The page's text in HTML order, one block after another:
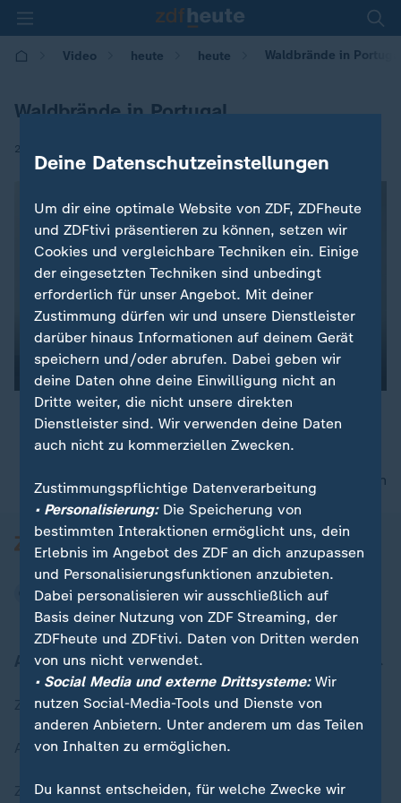
Video heute heute Waldbrände in
Waldbrände in Portugal
21.06.2017 | 08:42
00:04
nach oben
Aktuell bei ZDFheute
Zuletzt veröffentlicht
Aktuelle Sendungs-Videos
ZDFheute Stories
Deine Datenschutzeinstellungen
Um dir eine optimale Website von ZDF, ZDFheute
und ZDFtivi präsentieren zu können, setzen wir
Cookies und vergleichbare Techniken ein. Einige
der eingesetzten Techniken sind unbedingt
erforderlich für unser Angebot. Mit deiner
Zustimmung dürfen wir und unsere Dienstleister
darüber hinaus Informationen auf deinem Gerät
speichern und/oder abrufen. Dabei geben wir
deine Daten ohne deine Einwilligung nicht an
Dritte weiter, die nicht unsere direkten
Dienstleister sind. Wir verwenden deine Daten
auch nicht zu kommerziellen Zwecken.
Zustimmungspflichtige Datenverarbeitung
• Personalisierung:Die Speicherung von
bestimmten Interaktionen ermöglicht uns, dein
Erlebnis im Angebot des ZDF an dich anzupassen
und Personalisierungsfunktionen anzubieten.
Dabei personalisieren wir ausschließlich auf
Basis deiner Nutzung von ZDF Streaming, der
ZDFheute und ZDFtivi. Daten von Dritten werden
von uns nicht verwendet.
• Social Media und externe Drittsysteme:Wir
nutzen Social-Media-Tools und Dienste von
anderen Anbietern. Unter anderem um das Teilen
von Inhalten zu ermöglichen.
Du kannst entscheiden, für welche Zwecke wir